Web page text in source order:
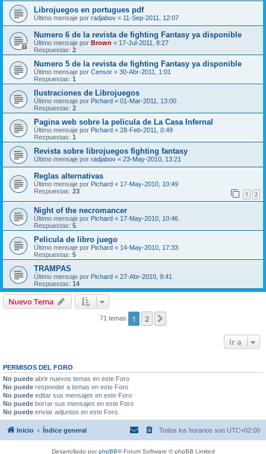
Librojuegos en portugues pdf
Último mensaje por radjabov « 11-Sep-2011, 12:07
Numero 6 de la revista de fighting Fantasy ya disponible
Último mensaje por Brown « 17-Jul-2011, 8:27
Respuestas: 2
Numero 5 de la revista de fighting Fantasy ya disponible
Último mensaje por Censor « 30-Abr-2011, 1:01
Respuestas: 1
Ilustraciones de Librojuegos
Último mensaje por Pichard « 01-Mar-2011, 13:00
Respuestas: 2
Pagina web sobre la pelicula de La Casa Infernal
Último mensaje por Pichard « 28-Feb-2011, 0:49
Respuestas: 1
Revista sobre librojuegos fighting fantasy
Último mensaje por radjabov « 23-May-2010, 13:21
Reglas alternativas
Último mensaje por Pichard « 17-May-2010, 10:49
Respuestas: 23 1 2
Night of the necromancer
Último mensaje por Pichard « 17-May-2010, 10:46
Respuestas: 5
Pelicula de libro juego
Último mensaje por Pichard « 14-May-2010, 17:33
Respuestas: 5
TRAMPAS
Último mensaje por Pichard « 27-Abr-2010, 9:41
Respuestas: 14
Nuevo Tema
71 temas 1 2
Ir a
PERMISOS DEL FORO
No puede abrir nuevos temas en este Foro
No puede responder a temas en este Foro
No puede editar sus mensajes en este Foro
No puede borrar sus mensajes en este Foro
No puede enviar adjuntos en este Foro
Inicio Índice general Todos los horarios son UTC+02:00
Desarrollado porphpBB® Forum Software © phpBB Limited